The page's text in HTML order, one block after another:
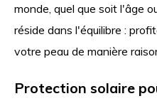
monde, quel que soit l'âge
réside dans l'équilibre :
votre peau de manière
Protection solaire